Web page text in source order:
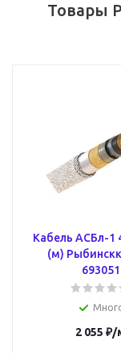
Товары
Кабель АСБл-1
(м)
693051
2 055 ₽/